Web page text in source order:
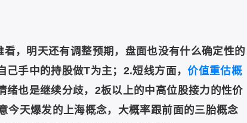
，明天还有调整预期，盘面也没有什么确定性的
手中的持股做T为主； 2.短线方面，价值重估概
也是继续分歧，2板以上的中高位股接力的性价
今天爆发的上海概念，大概率跟前面的三胎概念